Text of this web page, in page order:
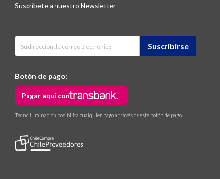
Suscríbete a nuestro Newsletter
Botón de pago:
Pagar aquí con
Tecnoiluminación posibilita cualquier pago a través de este botón de pago.